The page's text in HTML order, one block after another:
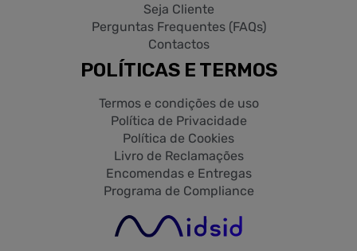
Seja Cliente
Perguntas Frequentes (FAQs)
Contactos
POLÍTICAS E TERMOS
Termos e condições de uso
Política de Privacidade
Política de Cookies
Livro de Reclamações
Encomendas e Entregas
Programa de Compliance